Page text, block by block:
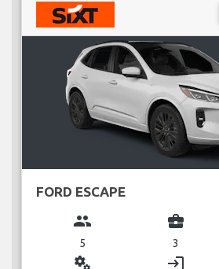
FORD ESCAPE
group
5
business_center
3
miscellaneous_services login